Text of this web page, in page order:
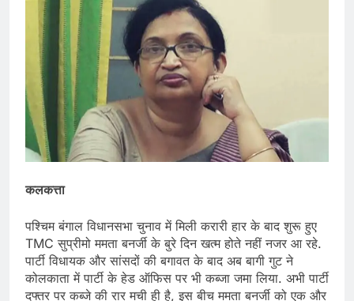
कलकत्ता
पश्चिम बंगाल विधानसभा चुनाव में मिली करारी हार के बाद शुरू हुए
TMC सुप्रीमो ममता बनर्जी के बुरे दिन खत्म होते नहीं नजर आ रहे.
पार्टी विधायक और सांसदों की बगावत के बाद अब बागी गुट ने
कोलकाता में पार्टी के हेड ऑफिस पर भी कब्जा जमा लिया. अभी पार्टी
दफ्तर पर कब्जे की रार मची ही है, इस बीच ममता बनर्जी को एक और